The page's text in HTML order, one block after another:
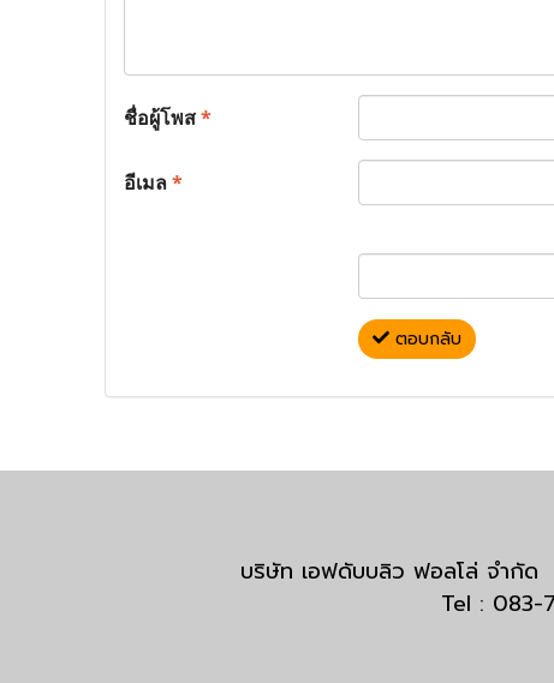
ชื่อผู้โพส*
อีเมล*
ตอบกลับ
บริษัท เอฟดับบลิว ฟอลโล่ จำกัด
Tel : 083-